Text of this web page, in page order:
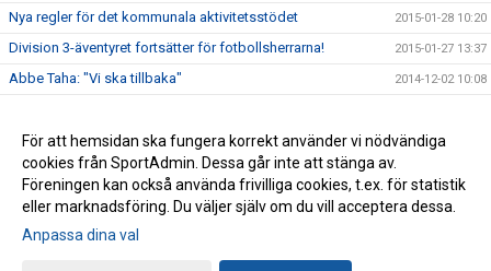
Nya regler för det kommunala aktivitetsstödet 2015-01-28 10:20
Division 3-äventyret fortsätter för fotbollsherrarna! 2015-01-27 13:37
Abbe Taha: "Vi ska tillbaka" 2014-12-02 10:08
Röbäcks IF fick pengar från Svenska Spel 2013-12-12 14:27
Röbäck tillbaka i trean efter 30 år 2013-12-12 14:24
Gå till Webbversion
För att hemsidan ska fungera korrekt använder vi nödvändiga
cookies från SportAdmin. Dessa går inte att stänga av.
Föreningen kan också använda frivilliga cookies, t.ex. för statistik
eller marknadsföring. Du väljer själv om du vill acceptera dessa.
Anpassa dina val